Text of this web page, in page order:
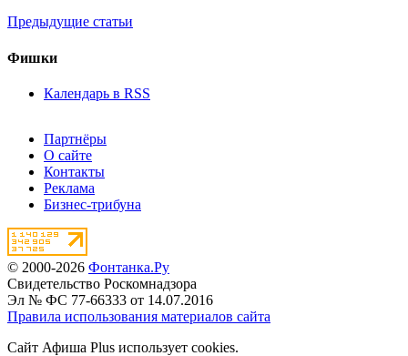
Предыдущие статьи
Фишки
Календарь в RSS
Партнёры
О сайте
Контакты
Реклама
Бизнес-трибуна
© 2000-2026 Фонтанка.Ру
Свидетельство Роскомнадзора
Эл № ФС 77-66333 от 14.07.2016
Правила использования материалов сайта
Сайт Афиша Plus использует cookies.